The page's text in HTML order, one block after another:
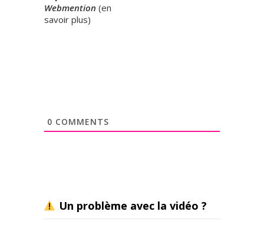
Webmention (en
savoir plus)
0 COMMENTS
Un problème avec la vidéo ?